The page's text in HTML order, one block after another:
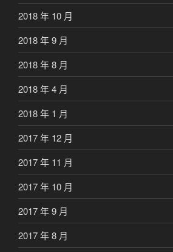
2018 年 10 月
2018 年 9 月
2018 年 8 月
2018 年 4 月
2018 年 1 月
2017 年 12 月
2017 年 11 月
2017 年 10 月
2017 年 9 月
2017 年 8 月